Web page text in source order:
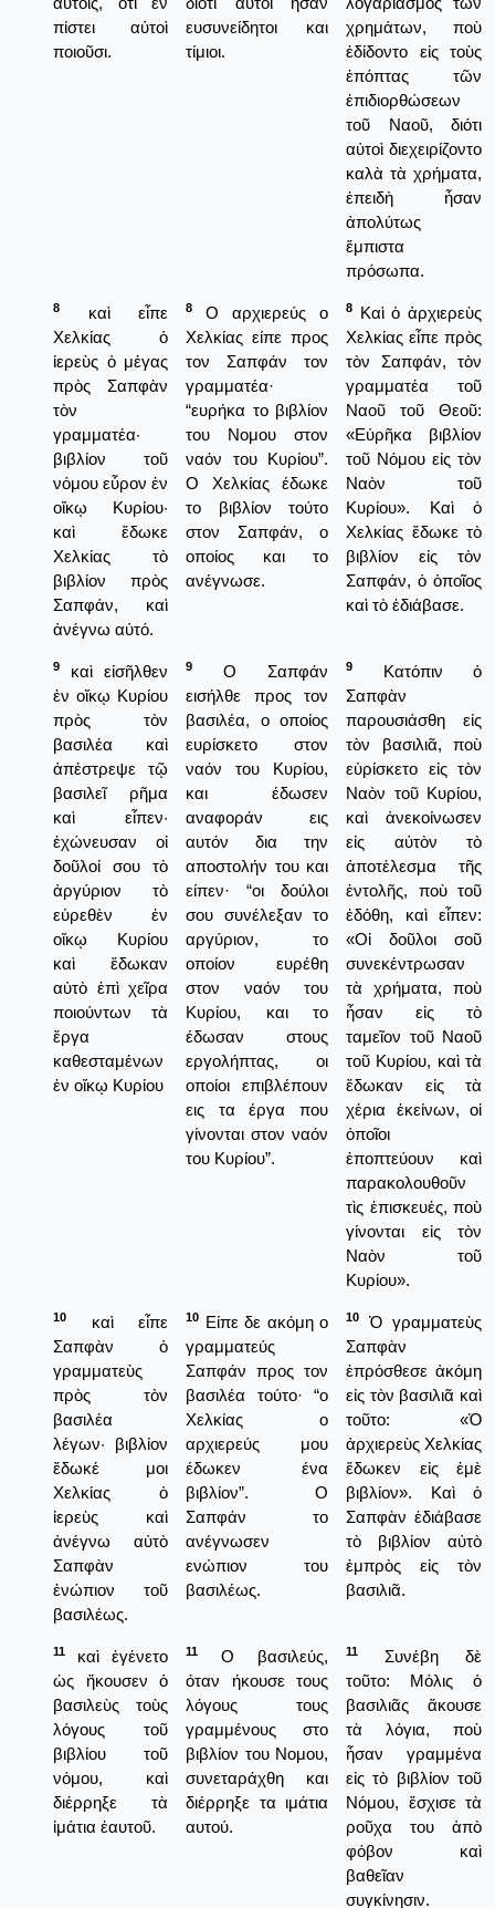
πίστει αὐτοὶ
ποιοῦσι.
ευσυνείδητοι και
τίμιοι.
χρημάτων, ποὺ
ἐδίδοντο εἰς τοὺς
ἐπόπτας τῶν
ἐπιδιορθώσεων
τοῦ Ναοῦ, διότι
αὐτοὶ διεχειρίζοντο
καλὰ τὰ χρήματα,
ἐπειδὴ ἦσαν
ἀπολύτως
ἔμπιστα
πρόσωπα.
8
καὶ εἶπε
Χελκίας ὁ
ἱερεὺς ὁ μέγας
πρὸς Σαπφὰν
τὸν
γραμματέα·
βιβλίον τοῦ
νόμου εὗρον ἐν
οἴκῳ Κυρίου·
καὶ ἔδωκε
Χελκίας τὸ
βιβλίον πρὸς
Σαπφάν, καὶ
ἀνέγνω αὐτό.
8
Ο αρχιερεύς ο
Χελκίας είπε προς
τον Σαπφάν τον
γραμματέα·
“ευρήκα το βιβλίον
του Νομου στον
ναόν του Κυρίου”.
Ο Χελκίας έδωκε
το βιβλίον τούτο
στον Σαπφάν, ο
οποίος και το
ανέγνωσε.
8
Καὶ ὁ ἀρχιερεὺς
Χελκίας εἶπε πρὸς
τὸν Σαπφάν, τὸν
γραμματέα τοῦ
Ναοῦ τοῦ Θεοῦ:
«Εὑρῆκα βιβλίον
τοῦ Νόμου εἰς τὸν
Ναὸν τοῦ
Κυρίου». Καὶ ὁ
Χελκίας ἔδωκε τὸ
βιβλίον εἰς τὸν
Σαπφάν, ὁ ὁποῖος
καὶ τὸ ἐδιάβασε.
9
καὶ εἰσῆλθεν
ἐν οἴκῳ Κυρίου
πρὸς τὸν
βασιλέα καὶ
ἀπέστρεψε τῷ
βασιλεῖ ρῆμα
καὶ εἶπεν·
ἐχώνευσαν οἱ
δοῦλοί σου τὸ
ἀργύριον τὸ
εὑρεθὲν ἐν
οἴκῳ Κυρίου
καὶ ἔδωκαν
αὐτὸ ἐπὶ χεῖρα
ποιούντων τὰ
ἔργα
καθεσταμένων
ἐν οἴκῳ Κυρίου
9
Ο Σαπφάν
εισήλθε προς τον
βασιλέα, ο οποίος
ευρίσκετο στον
ναόν του Κυρίου,
και έδωσεν
αναφοράν εις
αυτόν δια την
αποστολήν του και
είπεν· “οι δούλοι
σου συνέλεξαν το
αργύριον, το
οποίον ευρέθη
στον ναόν του
Κυρίου, και το
έδωσαν στους
εργολήπτας, οι
οποίοι επιβλέπουν
εις τα έργα που
γίνονται στον ναόν
του Κυρίου”.
9
Κατόπιν ὁ
Σαπφὰν
παρουσιάσθη εἰς
τὸν βασιλιᾶ, ποὺ
εὑρίσκετο εἰς τὸν
Ναὸν τοῦ Κυρίου,
καὶ ἀνεκοίνωσεν
εἰς αὐτὸν τὸ
ἀποτέλεσμα τῆς
ἐντολῆς, ποὺ τοῦ
ἐδόθη, καὶ εἶπεν:
«Οἱ δοῦλοι σοῦ
συνεκέντρωσαν
τὰ χρήματα, ποὺ
ἦσαν εἰς τὸ
ταμεῖον τοῦ Ναοῦ
τοῦ Κυρίου, καὶ τὰ
ἔδωκαν εἰς τὰ
χέρια ἐκείνων, οἱ
ὁποῖοι
ἐποπτεύουν καὶ
παρακολουθοῦν
τὶς ἐπισκευές, ποὺ
γίνονται εἰς τὸν
Ναὸν τοῦ
Κυρίου».
10
καὶ εἶπε
Σαπφὰν ὁ
γραμματεὺς
πρὸς τὸν
βασιλέα
λέγων· βιβλίον
ἔδωκέ μοι
Χελκίας ὁ
ἱερεὺς καὶ
ἀνέγνω αὐτὸ
Σαπφὰν
ἐνώπιον τοῦ
βασιλέως.
10 Είπε δε ακόμη ο
γραμματεύς
Σαπφάν προς τον
βασιλέα τούτο· “ο
Χελκίας ο
αρχιερεύς μου
έδωκεν ένα
βιβλίον”. Ο
Σαπφάν το
ανέγνωσεν
ενώπιον του
βασιλέως.
10
Ὁ γραμματεὺς
Σαπφὰν
ἐπρόσθεσε ἀκόμη
εἰς τὸν βασιλιᾶ καὶ
τοῦτο: «Ὁ
ἀρχιερεὺς Χελκίας
ἔδωκεν εἰς ἐμὲ
βιβλίον». Καὶ ὁ
Σαπφὰν ἐδιάβασε
τὸ βιβλίον αὐτὸ
ἐμπρὸς εἰς τὸν
βασιλιᾶ.
11
καὶ ἐγένετο
ὡς ἤκουσεν ὁ
βασιλεὺς τοὺς
λόγους τοῦ
βιβλίου τοῦ
νόμου, καὶ
διέρρηξε τὰ
ἱμάτια ἑαυτοῦ.
11
Ο βασιλεύς,
όταν ήκουσε τους
λόγους τους
γραμμένους στο
βιβλίον του Νομου,
συνεταράχθη και
διέρρηξε τα ιμάτια
αυτού.
11
Συνέβη δὲ
τοῦτο: Μόλις ὁ
βασιλιᾶς ἄκουσε
τὰ λόγια, ποὺ
ἦσαν γραμμένα
εἰς τὸ βιβλίον τοῦ
Νόμου, ἔσχισε τὰ
ροῦχα του ἀπὸ
φόβον καὶ
βαθεῖαν
συγκίνησιν.